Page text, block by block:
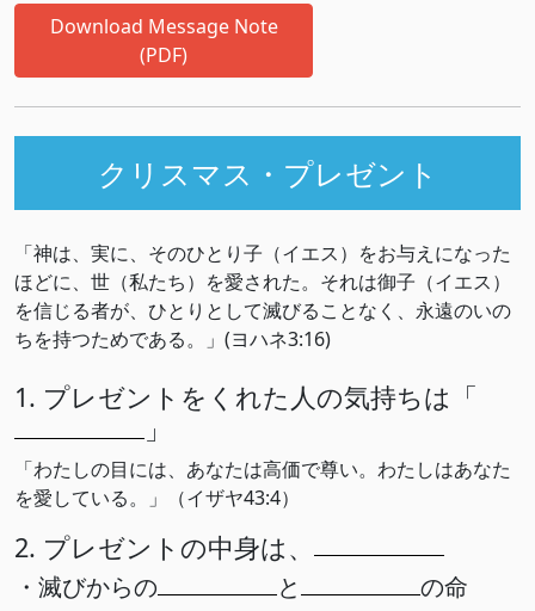
Download Message Note
(PDF)
クリスマス・プレゼント
「神は、実に、そのひとり子（イエス）をお与えになった
ほどに、世（私たち）を愛された。それは御子（イエス）
を信じる者が、ひとりとして滅びることなく、永遠のいの
ちを持つためである。」(ヨハネ3:16)
1. プレゼントをくれた人の気持ちは「
」
「わたしの目には、あなたは高価で尊い。わたしはあなた
を愛している。」（イザヤ43:4）
2. プレゼントの中身は、
・滅びからの と の命